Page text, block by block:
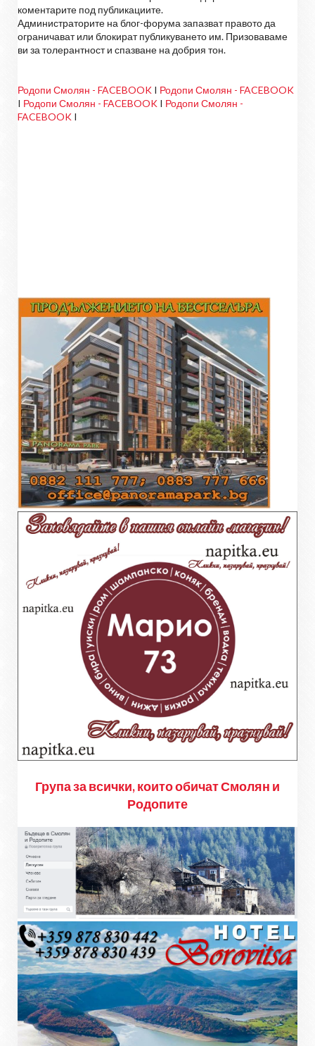
коментарите под публикациите.
Администраторите на блог-форума запазват правото да
ограничават или блокират публикуването им. Призоваваме
ви за толерантност и спазване на добрия тон.
Родопи Смолян - FACEBOOK I Родопи Смолян - FACEBOOK
I Родопи Смолян - FACEBOOK I Родопи Смолян -
FACEBOOK I
Група за всички, които обичат Смолян и
Родопите